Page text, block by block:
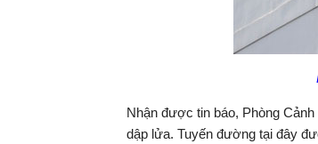
Nhận được tin báo, Phòng
dập lửa. Tuyến đường tại đây